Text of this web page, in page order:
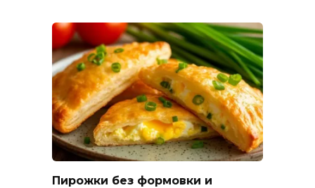
Пирожки без формовки и